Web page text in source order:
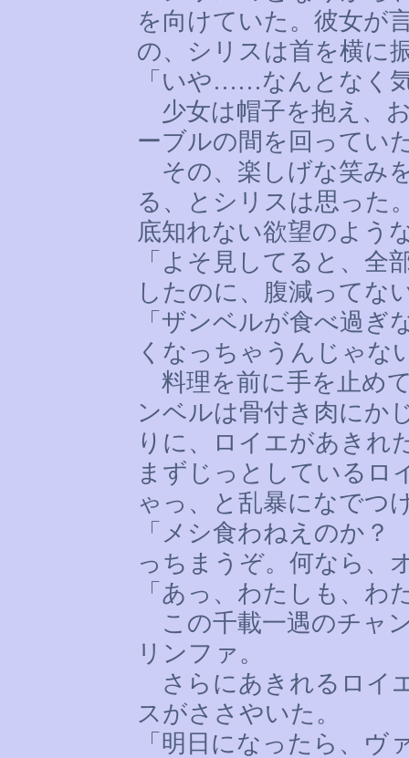
を向けていた。彼女が
の、シリスは首を横に
「いや……なんとなく
少女は帽子を抱え、
ーブルの間を回ってい
その、楽しげな笑み
る、とシリスは思った
底知れない欲望のよう
「よそ見してると、全
したのに、腹減ってな
「ザンベルが食べ過ぎ
くなっちゃうんじゃな
料理を前に手を止め
ンベルは骨付き肉にか
りに、ロイエがあきれ
まずじっとしているロ
ゃっ、と乱暴になでつ
「メシ食わねえのか
っちまうぞ。何なら、
「あっ、わたしも、わ
この千載一遇のチャ
リンファ。
さらにあきれるロイ
スがささやいた。
「明日になったら、ヴ